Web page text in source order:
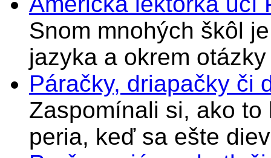
Snom mnohých škôl
jazyka a okrem
Páračky, driapačky či
Zaspomínali si, ako
peria, keď sa ešte